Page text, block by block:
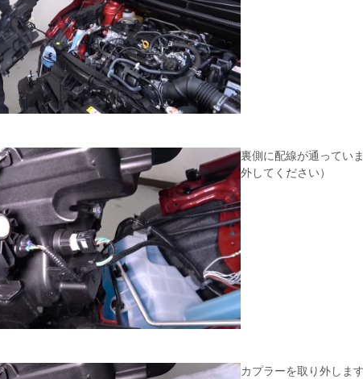
裏側に配線が通ってい
外してください）
カプラーを取り外します